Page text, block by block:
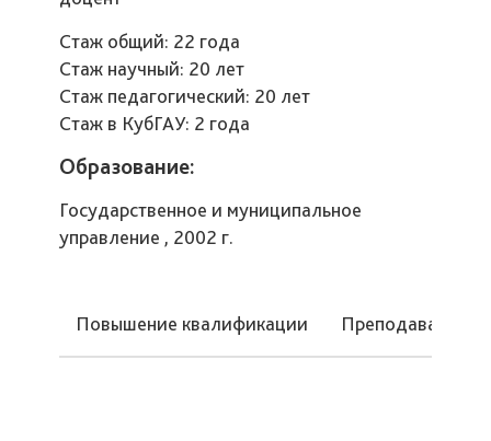
Стаж общий: 22 года
Стаж научный: 20 лет
Стаж педагогический: 20 лет
Стаж в КубГАУ: 2 года
Образование:
Государственное и муниципальное
управление , 2002 г.
Повышение квалификации Преподаваемые